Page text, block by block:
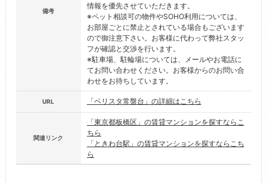
備考
情報を優先させていただきます。
※ペット相談可の物件やSOHO利用については、
お部屋ごとに禁止とされている場合もございます
ので御注意下さい。お客様に代わって弊社スタッ
フが確認と交渉を行います。
※駐車場、駐輪場については、メールやお電話に
てお問い合わせください。お客様からのお問い合
わせをお待ちしています。
URL 「ベリスタ常盤台」の詳細はこちら
関連リンク
「東京都板橋区」の賃貸マンションを探すならこ
ちら
「ときわ台駅」の賃貸マンションを探すならこち
ら